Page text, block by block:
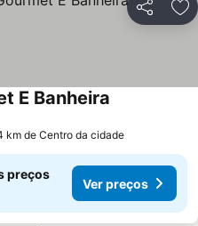
Partilhar
E Banheira
km de Centro da cidade
preços
Ver preços